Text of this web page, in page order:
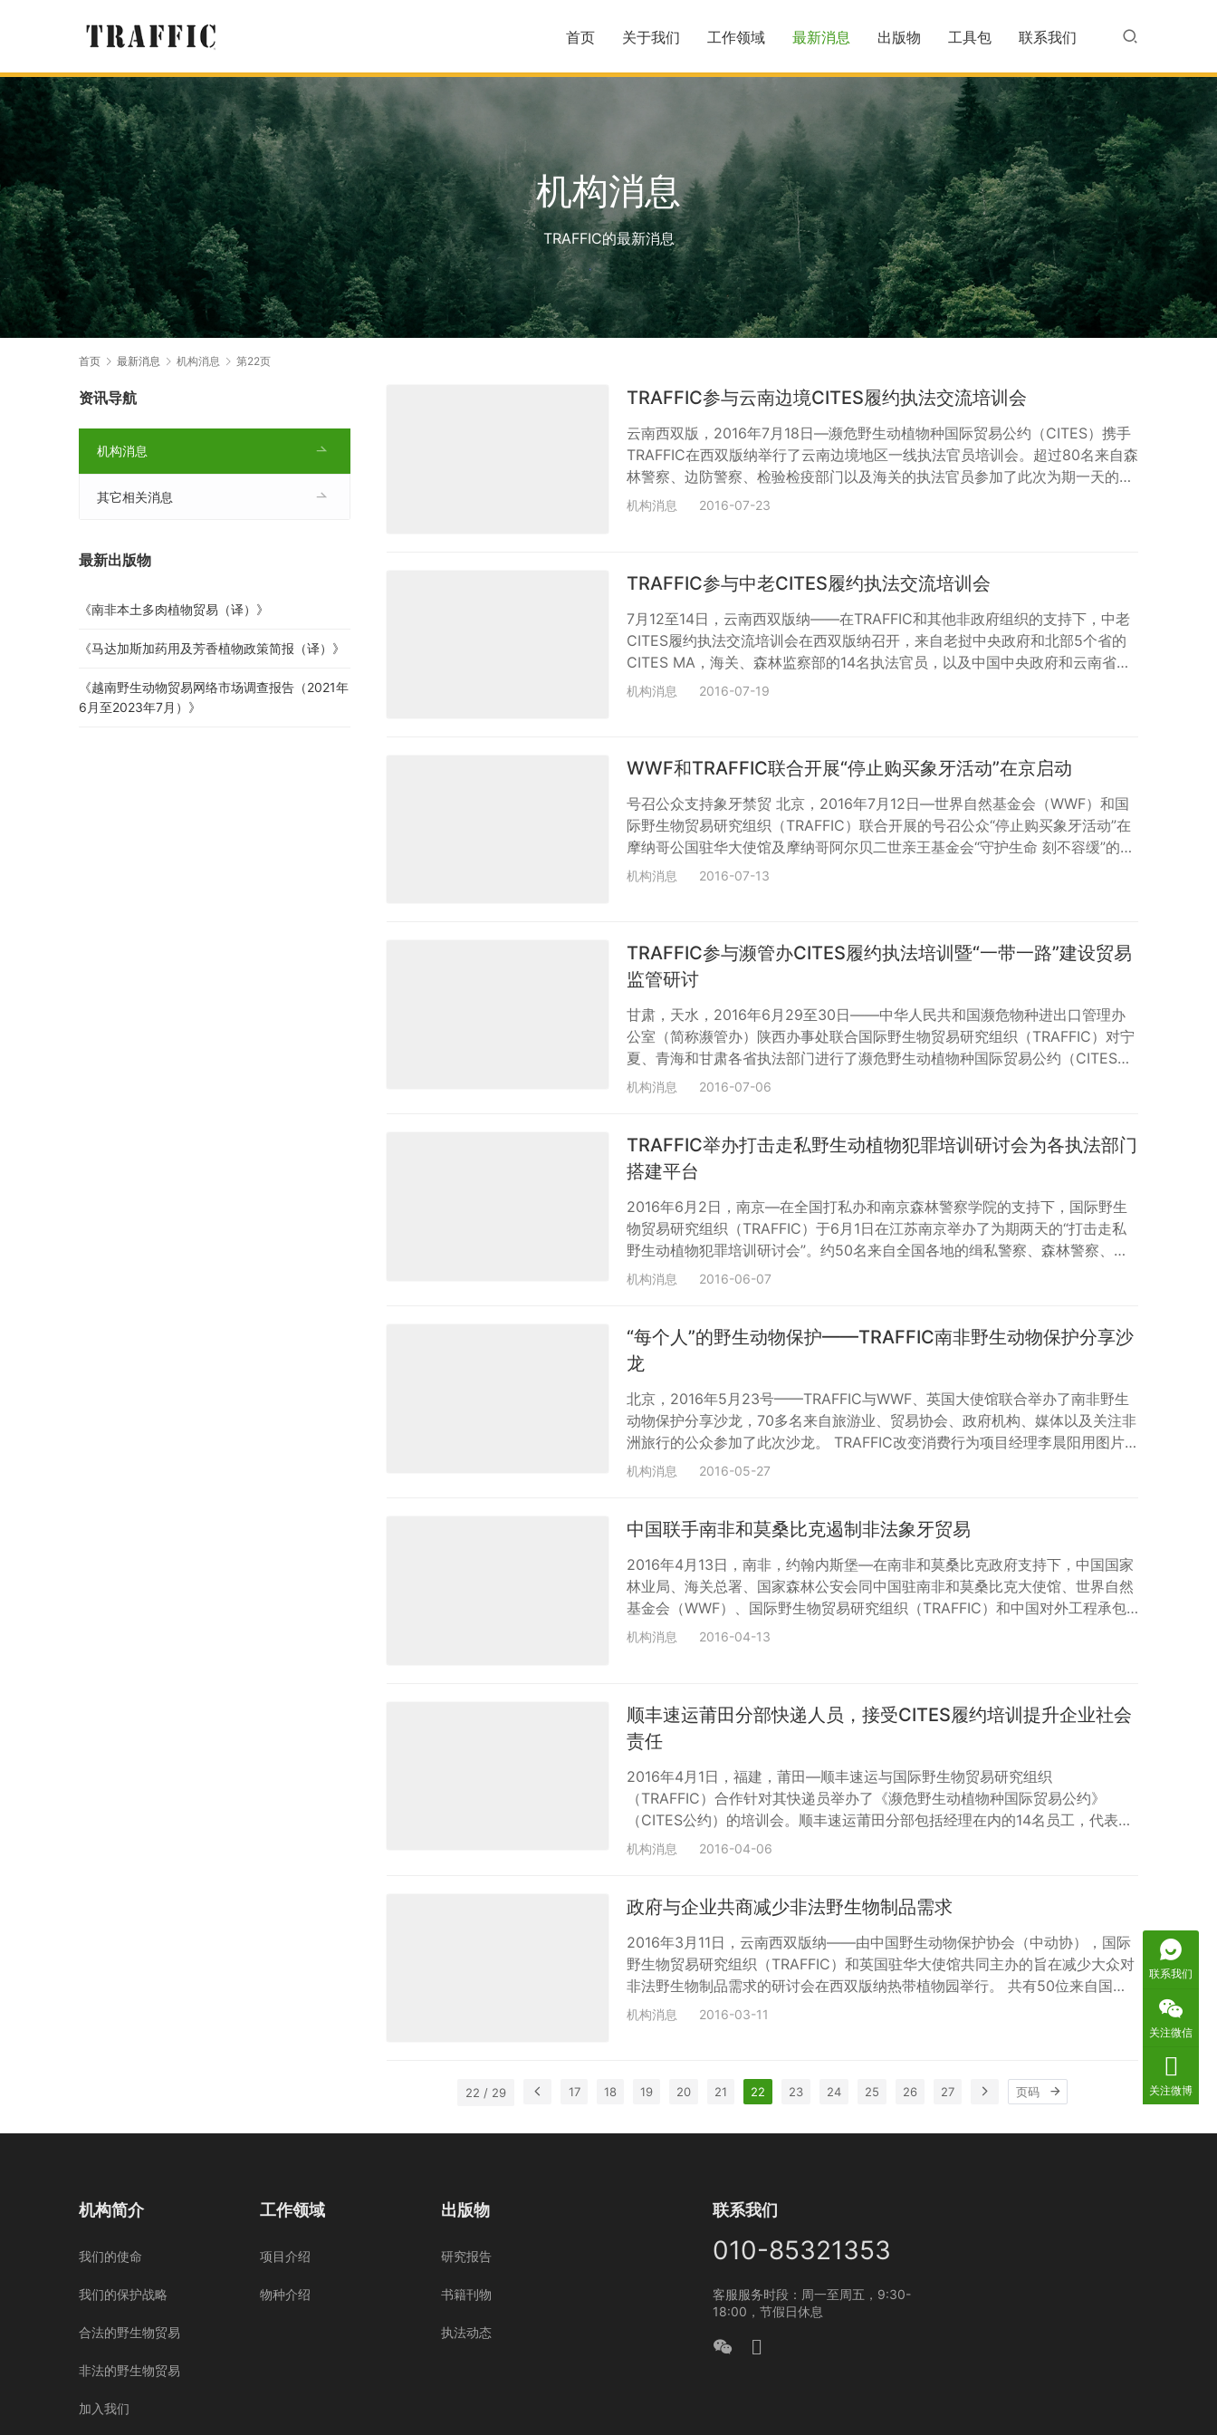
首页 关于我们 工作领域 最新消息 出版物 工具包 联系我们
机构消息
TRAFFIC的最新消息
首页 最新消息 机构消息 第22页
TRAFFIC参与云南边境CITES履约执法交流培训会
云南西双版，2016年7月18日—濒危野生动植物种国际贸易公约（CITES）携手
TRAFFIC在西双版纳举行了云南边境地区一线执法官员培训会。超过80名来自森
林警察、边防警察、检验检疫部门以及海关的执法官员参加了此次为期一天的培
训。 中国濒危野生动植物进出口管理办公室（濒管办）的专家介绍了有关CITES
机构消息 2016-07-23
TRAFFIC参与中老CITES履约执法交流培训会
7月12至14日，云南西双版纳——在TRAFFIC和其他非政府组织的支持下，中老
CITES履约执法交流培训会在西双版纳召开，来自老挝中央政府和北部5个省的
CITES MA，海关、森林监察部的14名执法官员，以及中国中央政府和云南省以
及西双版纳市的濒管办、森林公安、海关、边防和林业局的27名政府官员参会。
机构消息 2016-07-19
WWF和TRAFFIC联合开展“停止购买象牙活动”在京启动
号召公众支持象牙禁贸 北京，2016年7月12日—世界自然基金会（WWF）和国
际野生物贸易研究组织（TRAFFIC）联合开展的号召公众“停止购买象牙活动”在
摩纳哥公国驻华大使馆及摩纳哥阿尔贝二世亲王基金会“守护生命 刻不容缓”的野
生濒危动物保护展上正式启动。包括野生物保护机构、商界代表、媒体等在内的
机构消息 2016-07-13
TRAFFIC参与濒管办CITES履约执法培训暨“一带一路”建设贸易
监管研讨
甘肃，天水，2016年6月29至30日——中华人民共和国濒危物种进出口管理办
公室（简称濒管办）陕西办事处联合国际野生物贸易研究组织（TRAFFIC）对宁
夏、青海和甘肃各省执法部门进行了濒危野生动植物种国际贸易公约（CITES公
约）履约执法培训。来自森林警察、海关、工商、林业部门等约50名执法官员参
TRAFFIC中国项目经理肖宇展示了最新的市场监测结果，…
机构消息 2016-07-06
TRAFFIC举办打击走私野生动植物犯罪培训研讨会为各执法部门
搭建平台
2016年6月2日，南京—在全国打私办和南京森林警察学院的支持下，国际野生
物贸易研究组织（TRAFFIC）于6月1日在江苏南京举办了为期两天的“打击走私
野生动植物犯罪培训研讨会”。约50名来自全国各地的缉私警察、森林警察、边
防警察、海警、食药环警察和海关的代表参加了此次培训研讨会。中国所有有关
国野生动植物非法交易的规模和情况，以及TRAFF…
机构消息 2016-06-07
“每个人”的野生动物保护——TRAFFIC南非野生动物保护分享沙
龙
北京，2016年5月23号——TRAFFIC与WWF、英国大使馆联合举办了南非野生
动物保护分享沙龙，70多名来自旅游业、贸易协会、政府机构、媒体以及关注非
洲旅行的公众参加了此次沙龙。 TRAFFIC改变消费行为项目经理李晨阳用图片
和数据让听众清楚了解什么是非法野生物贸易和常见的非法野生物制品，她还阐
定了TRAFFIC目前和旅游行业公司的合作关系。针对赴非洲…
机构消息 2016-05-27
中国联手南非和莫桑比克遏制非法象牙贸易
2016年4月13日，南非，约翰内斯堡—在南非和莫桑比克政府支持下，中国国家
林业局、海关总署、国家森林公安会同中国驻南非和莫桑比克大使馆、世界自然
基金会（WWF）、国际野生物贸易研究组织（TRAFFIC）和中国对外工程承包
商会，分别在莫桑比克的马普托和南非的约翰内斯堡于4月12日和13日举办了两
机构消息 2016-04-13
顺丰速运莆田分部快递人员，接受CITES履约培训提升企业社会
责任
2016年4月1日，福建，莆田—顺丰速运与国际野生物贸易研究组织
（TRAFFIC）合作针对其快递员举办了《濒危野生动植物种国际贸易公约》
（CITES公约）的培训会。顺丰速运莆田分部包括经理在内的14名员工，代表莆
田市超过600名的一线快递员参加了此次培训。 在培训中，TRAFFIC介绍了
鉴定的知识，特别向参会者展示了常见的野生动物制品类型和…
机构消息 2016-04-06
政府与企业共商减少非法野生物制品需求
2016年3月11日，云南西双版纳——由中国野生动物保护协会（中动协），国际
野生物贸易研究组织（TRAFFIC）和英国驻华大使馆共同主办的旨在减少大众对
非法野生物制品需求的研讨会在西双版纳热带植物园举行。 共有50位来自国家
林业局、国家濒危物种进出口管理办公室（濒管办）、农业部、公安部、海关部
机构消息 2016-03-11
22 / 29 17 18 19 20 21 22 23 24 25 26 27
资讯导航
机构消息
其它相关消息
最新出版物
《南非本土多肉植物贸易（译）》
《马达加斯加药用及芳香植物政策简报（译）》
《越南野生动物贸易网络市场调查报告（2021年
6月至2023年7月）》
机构简介
我们的使命
我们的保护战略
合法的野生物贸易
非法的野生物贸易
加入我们
工作领域
项目介绍
物种介绍
出版物
研究报告
书籍刊物
执法动态
联系我们
010-85321353
客服服务时段：周一至周五，9:30-
18:00，节假日休息
联系我们
关注微信
关注微博